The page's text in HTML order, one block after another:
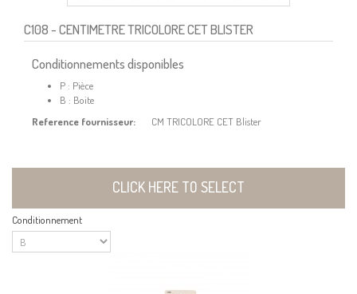
C108- CENTIMETRE TRICOLORE CET BLISTER
Conditionnements disponibles
P : Pièce
B : Boite
Reference fournisseur:
CM TRICOLORE CET Blister
CLICK HERE TO SELECT
Conditionnement